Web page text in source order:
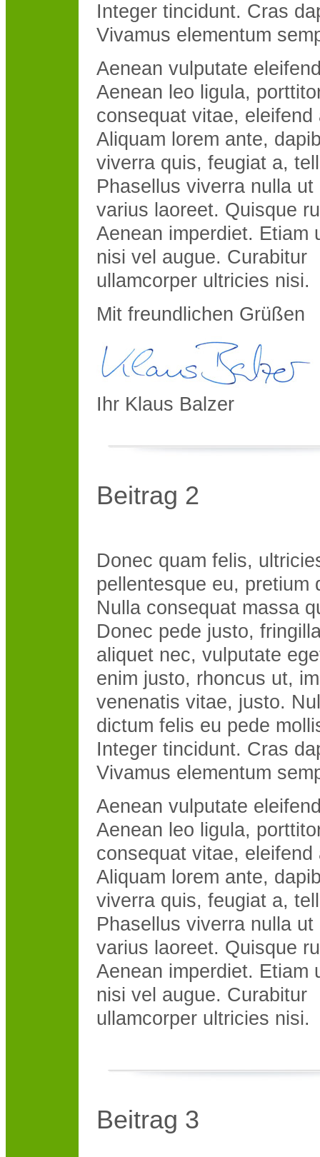
Integer tincidunt. Cras
Vivamus elementum
Aenean vulputate
Aenean leo ligula,
consequat vitae, eleifend
Aliquam lorem ante,
viverra quis, feugiat a,
Phasellus viverra nulla ut
varius laoreet. Quisque
Aenean imperdiet. Etiam
nisi vel augue. Curabitur
ullamcorper ultricies nisi.
Mit freundlichen Grüßen
Ihr Klaus Balzer
Beitrag 2
Donec quam felis,
pellentesque eu, pretium
Nulla consequat massa
Donec pede justo,
aliquet nec, vulputate
enim justo, rhoncus ut,
venenatis vitae, justo.
dictum felis eu pede
Integer tincidunt. Cras
Vivamus elementum
Aenean vulputate
Aenean leo ligula,
consequat vitae, eleifend
Aliquam lorem ante,
viverra quis, feugiat a,
Phasellus viverra nulla ut
varius laoreet. Quisque
Aenean imperdiet. Etiam
nisi vel augue. Curabitur
ullamcorper ultricies nisi.
Beitrag 3